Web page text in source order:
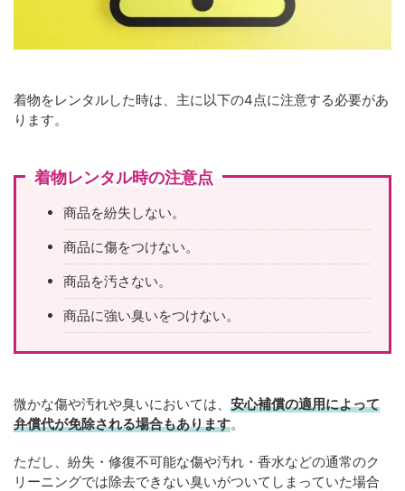
着物をレンタルした時は、主に以下の4点に注意する必要があ
ります。
着物レンタル時の注意点
商品を紛失しない。
商品に傷をつけない。
商品を汚さない。
商品に強い臭いをつけない。
微かな傷や汚れや臭いにおいては、 安心補償の適用によって
弁償代が免除される場合もあります。
ただし、紛失・修復不可能な傷や汚れ・香水などの通常のク
リーニングでは除去できない臭いがついてしまっていた場合